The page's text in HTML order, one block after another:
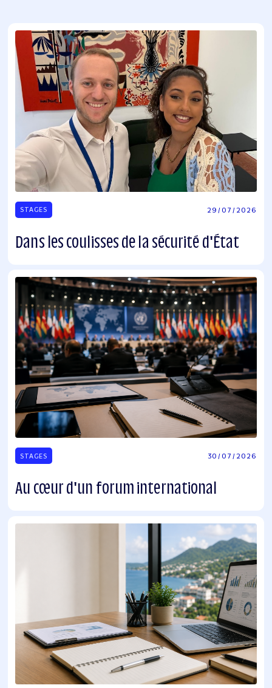
STAGES 29 / 07 / 2026
Dans les coulisses de la sécurité d'État
STAGES 30 / 07 / 2026
Au cœur d'un forum international